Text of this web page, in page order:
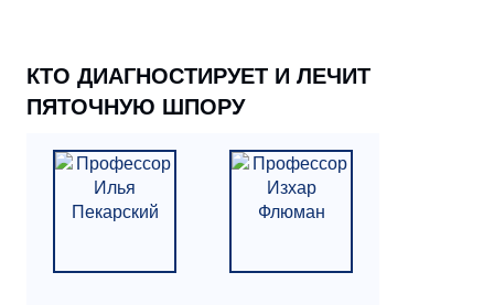
КТО ДИАГНОСТИРУЕТ И ЛЕЧИТ
ПЯТОЧНУЮ ШПОРУ